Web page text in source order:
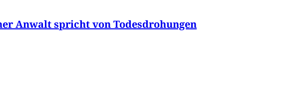
Anwalt spricht von Todesdrohungen